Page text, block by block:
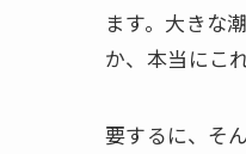
ます。大きな
か、本当にこ
要するに、そ